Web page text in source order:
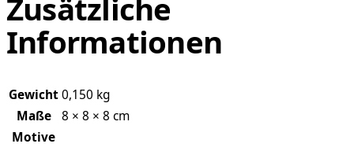
Zusätzliche
Informationen
Gewicht0,150 kg
Maße
8 × 8 × 8 cm
Motive